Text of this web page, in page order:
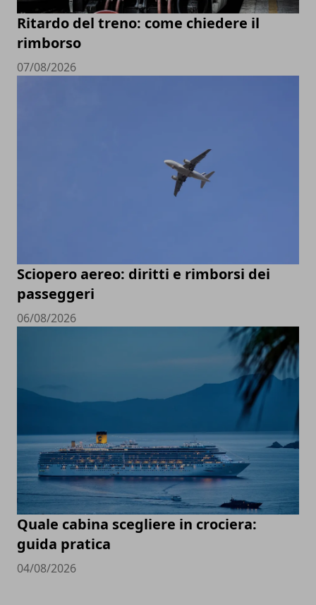
Ritardo del treno: come chiedere il
rimborso
07/08/2026
Sciopero aereo: diritti e rimborsi dei
passeggeri
06/08/2026
Quale cabina scegliere in crociera:
guida pratica
04/08/2026